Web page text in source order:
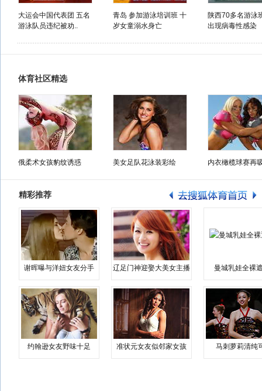
大运会中国代表团 五名
游泳队员违纪被劝..
青岛 参加游泳培训班 十
岁女童溺水身亡
陕西70多名游泳
出现病毒性感染
体育社区精选
俄柔术女孩豹纹诱惑 美女足队花泳装彩绘 内衣橄榄球赛再
精彩推荐
谢晖曝与洋妞女友分手 辽足门神迎娶大美女主播 曼城乳娃全裸
约翰逊女友野味十足 准状元女友似邻家女孩 马刺萝莉清纯